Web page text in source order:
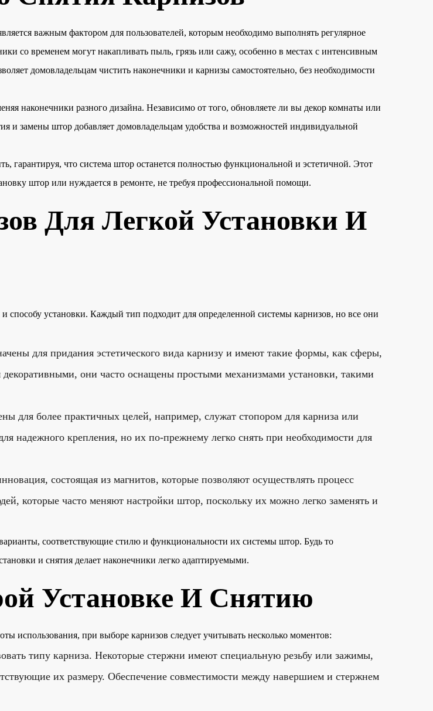
важным фактором для пользователей, которым необходимо выполнять регулярное
со временем могут накапливать пыль, грязь или сажу, особенно в местах с интенсивным
домовладельцам чистить наконечники и карнизы самостоятельно, без необходимости
наконечники разного дизайна. Независимо от того, обновляете ли вы декор комнаты или
и замены штор добавляет домовладельцам удобства и возможностей индивидуальной
что система штор останется полностью функциональной и эстетичной. Этот
штор или нуждается в ремонте, не требуя профессиональной помощи.
Для Легкой Установки И
способу установки. Каждый тип подходит для определенной системы карнизов, но все они
для придания эстетического вида карнизу и имеют такие формы, как сферы,
они часто оснащены простыми механизмами установки, такими
для более практичных целей, например, служат стопором для карниза или
надежного крепления, но их по-прежнему легко снять при необходимости для
состоящая из магнитов, которые позволяют осуществлять процесс
которые часто меняют настройки штор, поскольку их можно легко заменять и
соответствующие стилю и функциональности их системы штор. Будь то
и снятия делает наконечники легко адаптируемыми.
Установке И Снятию
использования, при выборе карнизов следует учитывать несколько моментов:
типу карниза. Некоторые стержни имеют специальную резьбу или зажимы,
их размеру. Обеспечение совместимости между навершием и стержнем